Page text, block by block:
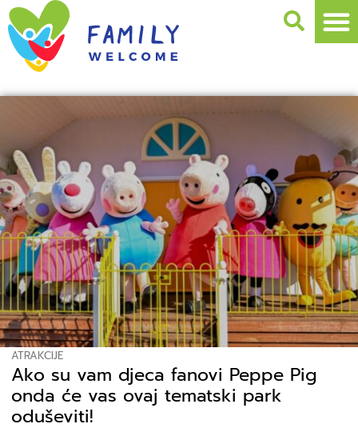
ATRAKCIJE
Ako su vam djeca fanovi Peppe Pig
onda će vas ovaj tematski park
oduševiti!